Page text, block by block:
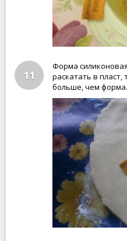
11
Форма
раскатать в
больше, чем форма.